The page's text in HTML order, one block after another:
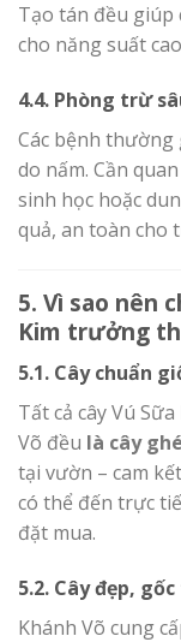
Tạo tán đều giúp
cho năng suất
4.4. Phòng trừ
Các bệnh thường
do nấm. Cần
sinh học hoặc
quả, an toàn cho
5. Vì sao nên
Kim trưởng
5.1. Cây chuẩn
Tất cả cây Vú
Võ đều là cây
tại vườn – cam
có thể đến trực
đặt mua.
5.2. Cây đẹp,
Khánh Võ cung